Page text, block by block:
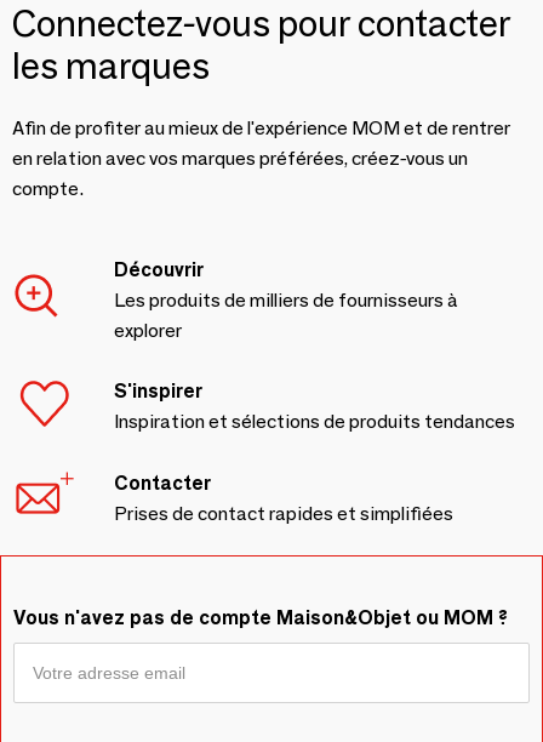
Connectez-vous pour contacter
les marques
Afin de profiter au mieux de l'expérience MOM et de rentrer
en relation avec vos marques préférées, créez-vous un
compte.
Découvrir
Les produits de milliers de fournisseurs à
explorer
S'inspirer
Inspiration et sélections de produits tendances
Contacter
Prises de contact rapides et simplifiées
Vous n'avez pas de compte Maison&Objet ou MOM ?